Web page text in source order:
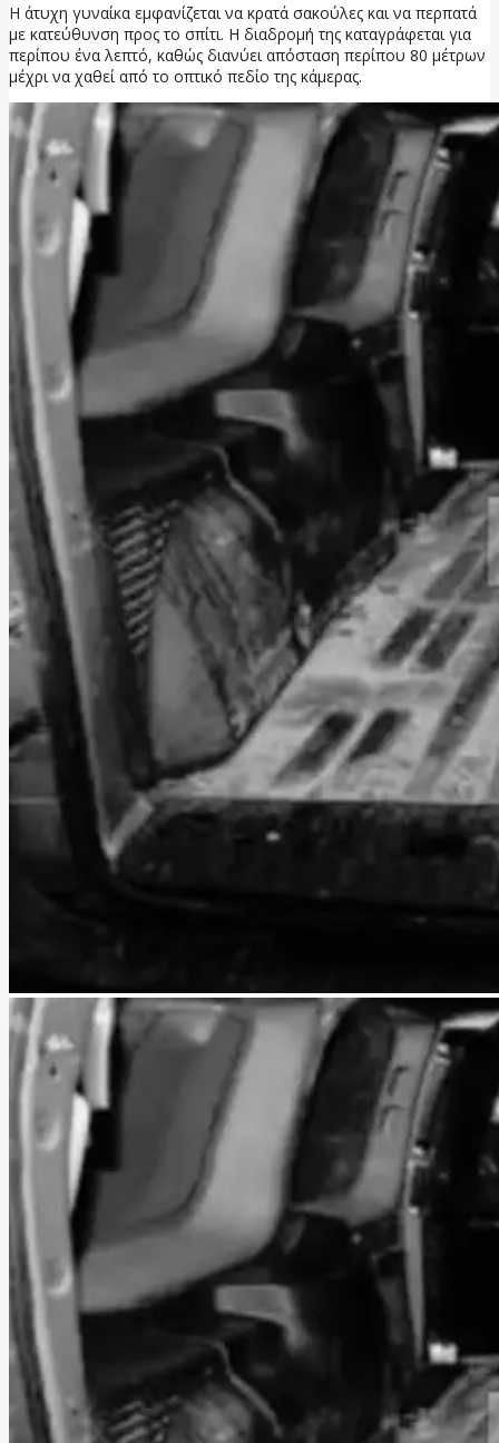
Η άτυχη γυναίκα εμφανίζεται να κρατά σακούλες και να περπατά
με κατεύθυνση προς το σπίτι. Η διαδρομή της καταγράφεται για
περίπου ένα λεπτό, καθώς διανύει απόσταση περίπου 80 μέτρων
μέχρι να χαθεί από το οπτικό πεδίο της κάμερας.